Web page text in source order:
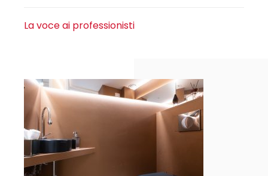
Contatti
La voce ai professionisti